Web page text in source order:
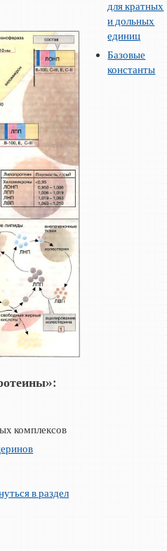
комплексов
в раздел
для кратных
и дольных
единиц
Базовые
константы